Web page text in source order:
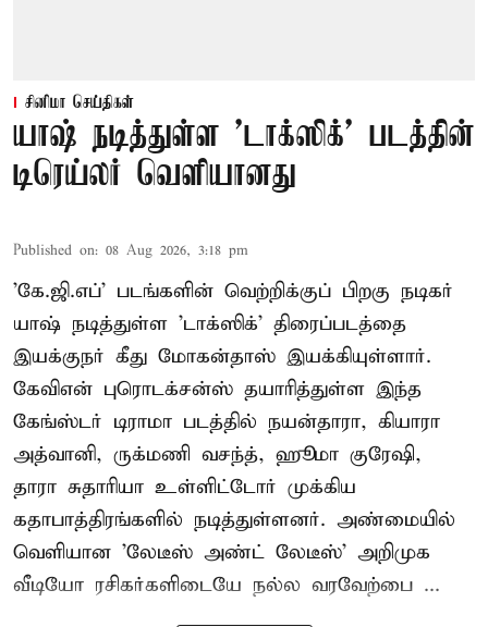
சினிமா செய்திகள்
யாஷ் நடித்துள்ள 'டாக்‌ஸிக்' படத்தின்
டிரெய்லர் வெளியானது
Published on: 08 Aug 2026, 3:18 pm
'கே.ஜி.எப்' படங்களின் வெற்றிக்குப் பிறகு நடிகர்
யாஷ் நடித்துள்ள 'டாக்ஸிக்' திரைப்படத்தை
இயக்குநர் கீது மோகன்தாஸ் இயக்கியுள்ளார்.
கேவிஎன் புரொடக்சன்ஸ் தயாரித்துள்ள இந்த
கேங்ஸ்டர் டிராமா படத்தில் நயன்தாரா, கியாரா
அத்வானி, ருக்மணி வசந்த், ஹூமா குரேஷி,
தாரா சுதாரியா உள்ளிட்டோர் முக்கிய
கதாபாத்திரங்களில் நடித்துள்ளனர். அண்மையில்
வெளியான 'லேடீஸ் அண்ட் லேடீஸ்' அறிமுக
வீடியோ ரசிகர்களிடையே நல்ல வரவேற்பை ...